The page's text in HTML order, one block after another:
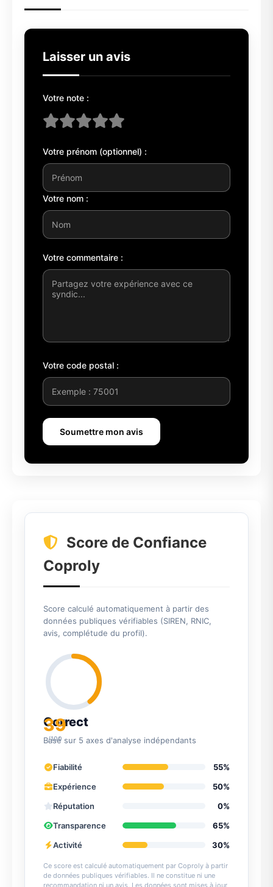
Laisser un avis
Votre note :
Votre prénom (optionnel) :
Votre nom :
Votre commentaire :
Votre code postal :
Soumettre mon avis
Score de Confiance
Coproly
Score calculé automatiquement à partir des
données publiques vérifiables (SIREN, RNIC,
avis, complétude du profil).
39
/100
Correct
Basé sur 5 axes d'analyse indépendants
Fiabilité
55%
Expérience
50%
Réputation
0%
Transparence
65%
Activité
30%
Ce score est calculé automatiquement par Coproly à partir
de données publiques vérifiables. Il ne constitue ni une
recommandation ni un avis. Les données sont mises à jour